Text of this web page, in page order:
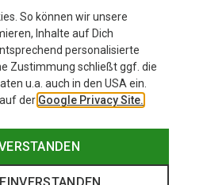
So können wir unsere
Inhalte auf Dich
personalisierte
Zustimmung schließt ggf. die
u.a. auch in den USA ein.
der Google Privacy Site.